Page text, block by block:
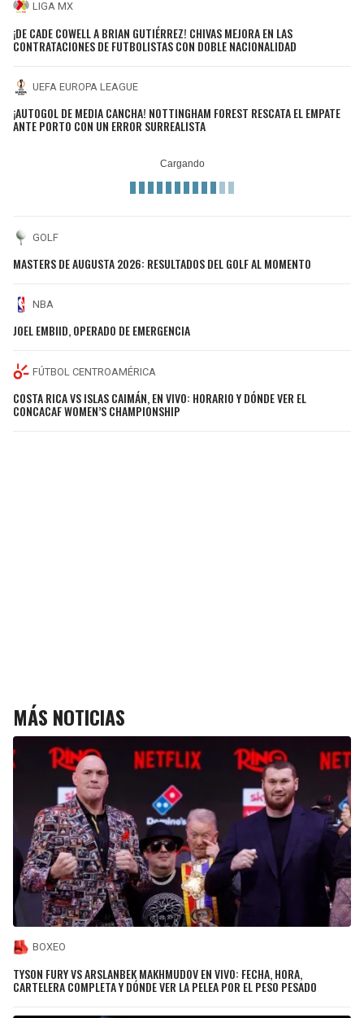
LIGA MX
¡DE CADE COWELL A BRIAN GUTIÉRREZ! CHIVAS MEJORA EN LAS
CONTRATACIONES DE FUTBOLISTAS CON DOBLE NACIONALIDAD
UEFA EUROPA LEAGUE
¡AUTOGOL DE MEDIA CANCHA! NOTTINGHAM FOREST RESCATA EL EMPATE
ANTE PORTO CON UN ERROR SURREALISTA
GOLF
MASTERS DE AUGUSTA 2026: RESULTADOS DEL GOLF AL MOMENTO
NBA
JOEL EMBIID, OPERADO DE EMERGENCIA
FÚTBOL CENTROAMÉRICA
COSTA RICA VS ISLAS CAIMÁN, EN VIVO: HORARIO Y DÓNDE VER EL
CONCACAF WOMEN’S CHAMPIONSHIP
MÁS NOTICIAS
BOXEO
TYSON FURY VS ARSLANBEK MAKHMUDOV EN VIVO: FECHA, HORA,
CARTELERA COMPLETA Y DÓNDE VER LA PELEA POR EL PESO PESADO